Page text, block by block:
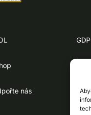
nás